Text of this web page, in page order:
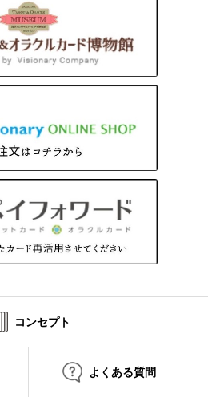
コンセプト
よくある質問